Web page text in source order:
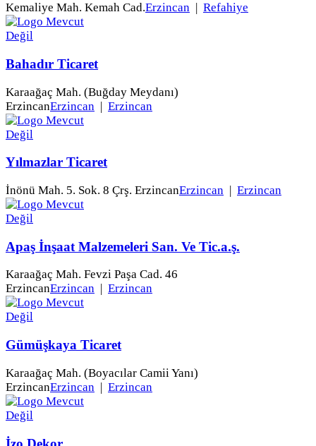
Kemaliye Mah. Kemah Cad.Erzincan | Refahiye
Bahadır Ticaret
Karaağaç Mah. (Buğday Meydanı)
ErzincanErzincan | Erzincan
Yılmazlar Ticaret
İnönü Mah. 5. Sok. 8 Çrş. ErzincanErzincan | Erzincan
Apaş İnşaat Malzemeleri San. Ve Tic.a.ş.
Karaağaç Mah. Fevzi Paşa Cad. 46
ErzincanErzincan Erzincan
Gümüşkaya Ticaret
Karaağaç Mah. (Boyacılar Camii Yanı)
ErzincanErzincan | Erzincan